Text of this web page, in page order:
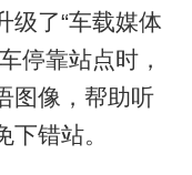
级了“车载媒体
停靠站点时，
图像，帮助听
错站。